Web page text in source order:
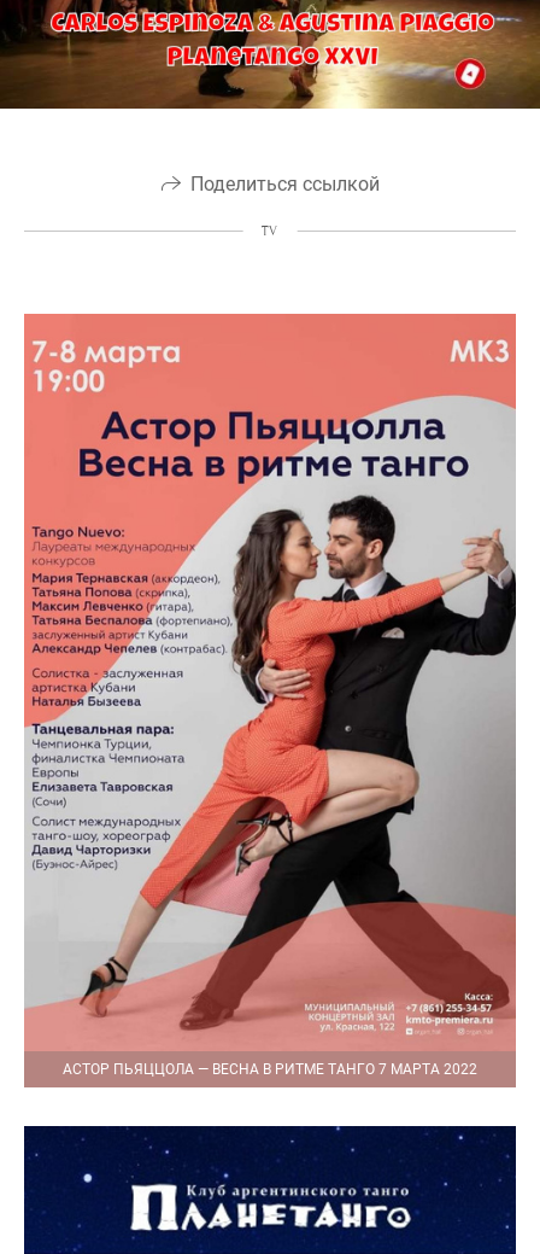
Поделиться ссылкой
TV
АСТОР ПЬЯЦЦОЛА — ВЕСНА В РИТМЕ ТАНГО 7 МАРТА 2022